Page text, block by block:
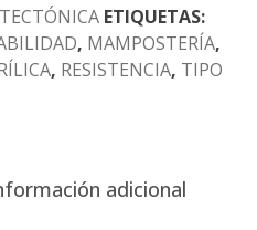
ETIQUETAS:
, MAMPOSTERÍA,
, RESISTENCIA, TIPO
adicional